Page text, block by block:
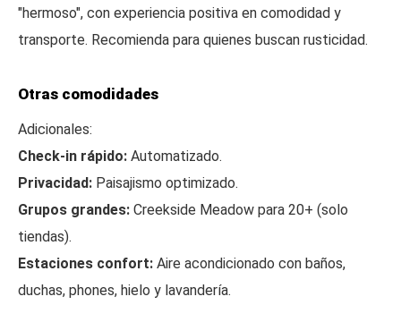
"hermoso", con experiencia positiva en comodidad y
transporte. Recomienda para quienes buscan rusticidad.
Otras comodidades
Adicionales:
Check-in rápido: Automatizado.
Privacidad: Paisajismo optimizado.
Grupos grandes: Creekside Meadow para 20+ (solo
tiendas).
Estaciones confort: Aire acondicionado con baños,
duchas, phones, hielo y lavandería.